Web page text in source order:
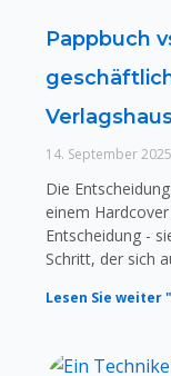
Pappbuch
14. September 2025
Die
einem
Entscheidung -
Schritt, der sich
Lesen Sie weiter "